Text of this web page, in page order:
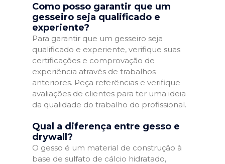
Como posso garantir que um
gesseiro seja qualificado e
experiente?
Para garantir que um gesseiro seja
qualificado e experiente, verifique suas
certificações e comprovação de
experiência através de trabalhos
anteriores. Peça referências e verifique
avaliações de clientes para ter uma ideia
da qualidade do trabalho do profissional.
Qual a diferença entre gesso e
drywall?
O gesso é um material de construção à
base de sulfato de cálcio hidratado,